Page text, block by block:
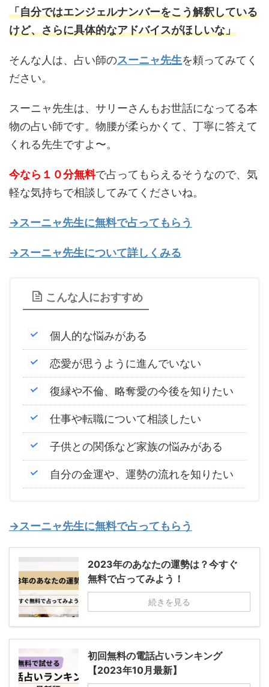
「自分ではエンジェルナンバーをこう解釈している
けど、さらに具体的なアドバイスがほしいな」
そんな人は、占い師のスーニャ先生を頼ってみてく
ださい。
スーニャ先生は、サリーさんもお世話になってる本
物の占い師です。物腰が柔らかくて、丁寧に答えて
くれる先生ですよ〜。
今なら１０分無料で占ってもらえるそうなので、気
軽な気持ちで相談してみてくださいね。
→スーニャ先生に無料で占ってもらう
→スーニャ先生について詳しくみる
こんな人におすすめ
個人的な悩みがある
恋愛が思うように進んでいない
復縁や不倫、略奪愛の今後を知りたい
仕事や転職について相談したい
子供との関係など家族の悩みがある
自分の金運や、運勢の流れを知りたい
→スーニャ先生に無料で占ってもらう
2023年のあなたの運勢は？今すぐ
無料で占ってみよう！
続きを見る
初回無料の電話占いランキング
【2023年10月最新】